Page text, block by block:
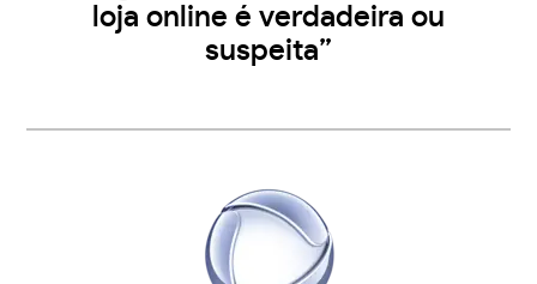
loja online é verdadeira ou
suspeita”